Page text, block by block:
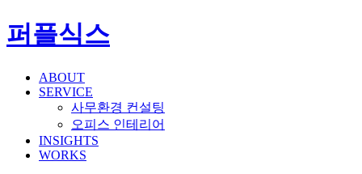
퍼플식스
ABOUT
SERVICE
사무환경 컨설팅
오피스 인테리어
INSIGHTS
WORKS